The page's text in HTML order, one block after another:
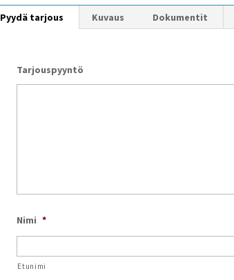
Pyydä tarjous Kuvaus Dokumentit
Tarjouspyyntö
Nimi *
Etunimi